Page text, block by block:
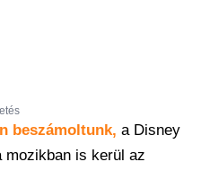
beszámoltunk, a Disney
is kerül az